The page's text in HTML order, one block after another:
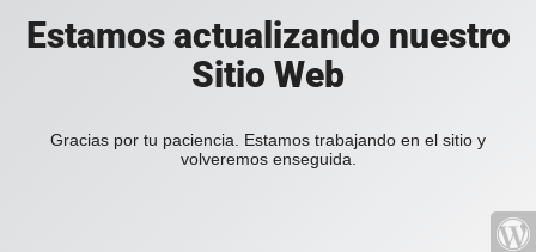
Estamos actualizando nuestro
Sitio Web
Gracias por tu paciencia. Estamos trabajando en el sitio y
volveremos enseguida.